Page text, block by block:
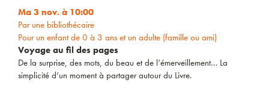
Ma 3 nov. à 10:00
Par une bibliothécaire
Pour un enfant de 0 à 3 ans et un adulte (famille ou ami)
Voyage au fil des pages
De la surprise, des mots, du beau et de l’émerveillement… La
simplicité d’un moment à partager autour du Livre.